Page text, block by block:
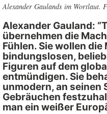
Alexander Gaulands im Wortlaut.
Alexander Gauland:
übernehmen die
Fühlen. Sie wollen die
bindungslosen,
Figuren auf dem
entmündigen. Sie
unmodern, an seinen
Gebräuchen
man ein weißer